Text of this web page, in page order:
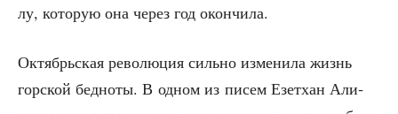
лу, кото­рую она через год окончила.
Октябрь­ская рево­лю­ция силь­но изме­ни­ла жизнь
гор­ской бед­но­ты. В одном из писем Езет­хан Али­